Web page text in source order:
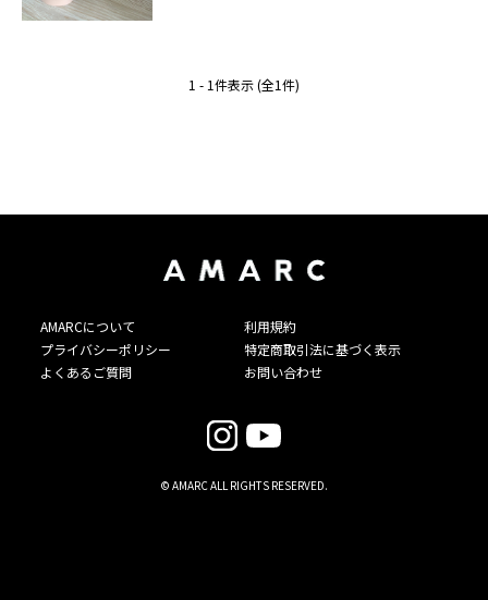
1 - 1件表示 (全1件)
AMARCについて
利用規約
プライバシーポリシー
特定商取引法に基づく表示
よくあるご質問
お問い合わせ
© AMARC ALL RIGHTS RESERVED.